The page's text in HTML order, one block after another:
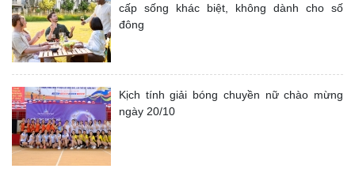
cấp sống khác biệt, không dành cho số
đông
Kịch tính giải bóng chuyền nữ chào mừng
ngày 20/10